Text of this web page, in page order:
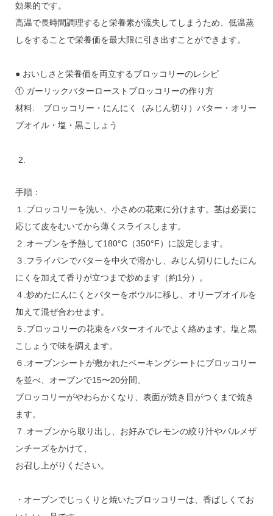
効果的です。
高温で長時間調理すると栄養素が流失してしまうため、低温蒸
しをすることで栄養価を最大限に引き出すことができます。
● おいしさと栄養価を両立するブロッコリーのレシピ
① ガーリックバターローストブロッコリーの作り方
材料: ブロッコリー・にんにく（みじん切り）バター・オリー
ブオイル・塩・黒こしょう
手順：
１.ブロッコリーを洗い、小さめの花束に分けます。茎は必要に
応じて皮をむいてから薄くスライスします。
２.オーブンを予熱して180°C（350°F）に設定します。
３.フライパンでバターを中火で溶かし、みじん切りにしたにん
にくを加えて香りが立つまで炒めます（約1分）。
４.炒めたにんにくとバターをボウルに移し、オリーブオイルを
加えて混ぜ合わせます。
５.ブロッコリーの花束をバターオイルでよく絡めます。塩と黒
こしょうで味を調えます。
６.オーブンシートが敷かれたベーキングシートにブロッコリー
を並べ、オーブンで15〜20分間、
ブロッコリーがやわらかくなり、表面が焼き目がつくまで焼き
ます。
７.オーブンから取り出し、お好みでレモンの絞り汁やパルメザ
ンチーズをかけて、
お召し上がりください。
・オーブンでじっくりと焼いたブロッコリーは、香ばしくてお